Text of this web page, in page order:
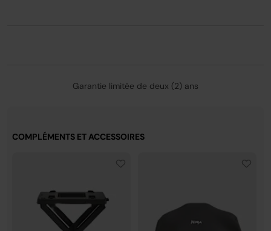
Garantie limitée de deux (2) ans
COMPLÉMENTS ET ACCESSOIRES